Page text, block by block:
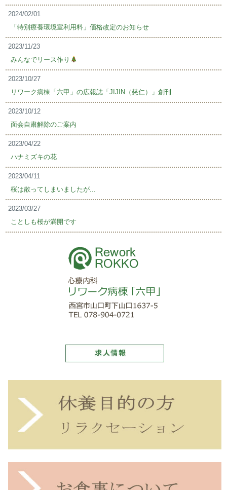
2024/02/01
「特別療養環境室利用料」価格改定のお知らせ
2023/11/23
みんなでリース作り
2023/10/27
リワーク病棟「六甲」の広報誌「JIJIN（慈仁）」創刊
2023/10/12
面会自粛解除のご案内
2023/04/22
ハナミズキの花
2023/04/11
桜は散ってしまいましたが...
2023/03/27
ことしも桜が満開です